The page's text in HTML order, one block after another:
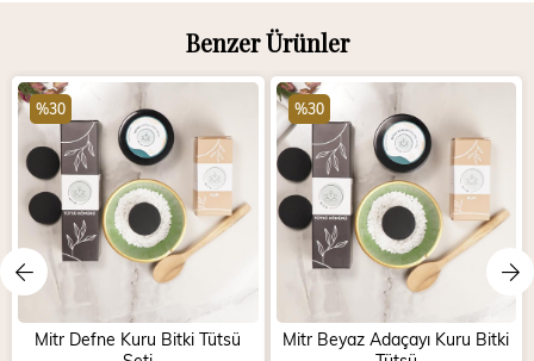
Benzer Ürünler
Mitr Defne Kuru Bitki Tütsü
%30
Mitr Beyaz Adaçayı Kuru Bitki
%30